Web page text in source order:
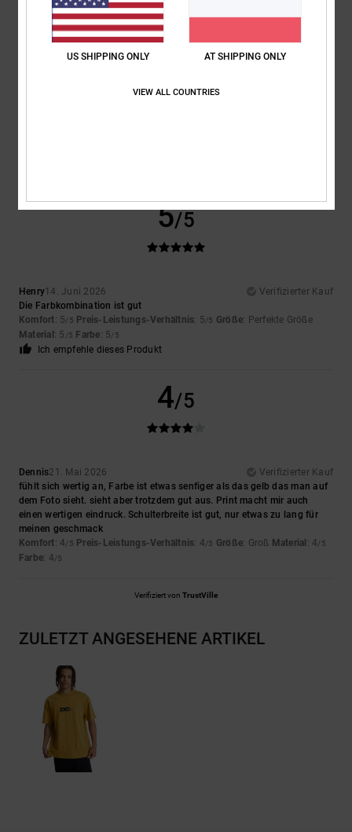
4.5
Größe
Material
5/5
Henry14. Juni 2026
Verifizierter Kauf
Die Farbkombination ist gut
Komfort: 5/5 Preis-Leistungs-Verhältnis: 5/5 Größe: Perfekte Größe
Material : 5 /5 Farbe: 5/5
Ich empfehle dieses Produkt
4/5
Dennis21. Mai 2026
Verifizierter Kauf
fühlt sich wertig an, Farbe ist etwas senfiger als das gelb das man auf
dem Foto sieht. sieht aber trotzdem gut aus. Print macht mir auch
einen wertigen eindruck. Schulterbreite ist gut, nur etwas zu lang für
meinen geschmack
Komfort: 4/5 Preis-Leistungs-Verhältnis: 4/5 Größe: Groß Material : 4/5
Farbe: 4/5
Verifiziert von TrustVille
ZULETZT ANGESEHENE ARTIKEL
US SHIPPING ONLY AT SHIPPING ONLY
VIEW ALL COUNTRIES